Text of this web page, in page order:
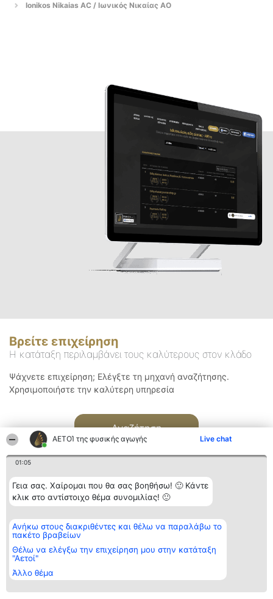
ΑΕΤΟΊ της φυσικής αγωγής Live chat
01:05
Γεια σας. Χαίρομαι που θα σας βοηθήσω! 🙂 Κάντε
κλικ στο αντίστοιχο θέμα συνομιλίας! 🙂
Ανήκω στους διακριθέντες και θέλω να παραλάβω το
πακέτο βραβείων
Θέλω να ελέγξω την επιχείρηση μου στην κατάταξη
"Αετοί"
Άλλο θέμα
Ionikos Nikaias AC / Ιωνικός Νικαίας ΑΟ
Βρείτε επιχείρηση
Η κατάταξη περιλαμβάνει τους καλύτερους στον κλάδο
Ψάχνετε επιχείρηση; Ελέγξτε τη μηχανή αναζήτησης.
Χρησιμοποιήστε την καλύτερη υπηρεσία
Αναζήτηση
Διοργανωτής της
κατάταξης
BEAUTIFUL COMPANY
ΤΗΛ. ΕΠΙΚΟΙΝΩΝΙΑΣ:
2104128019
email:
aetoi@beautifulcompany.co
Κατάταξη
Διακριθέντες
των
διακριθέντων
προϋποθέσεις
Επικοινωνία
Επικοινωνία